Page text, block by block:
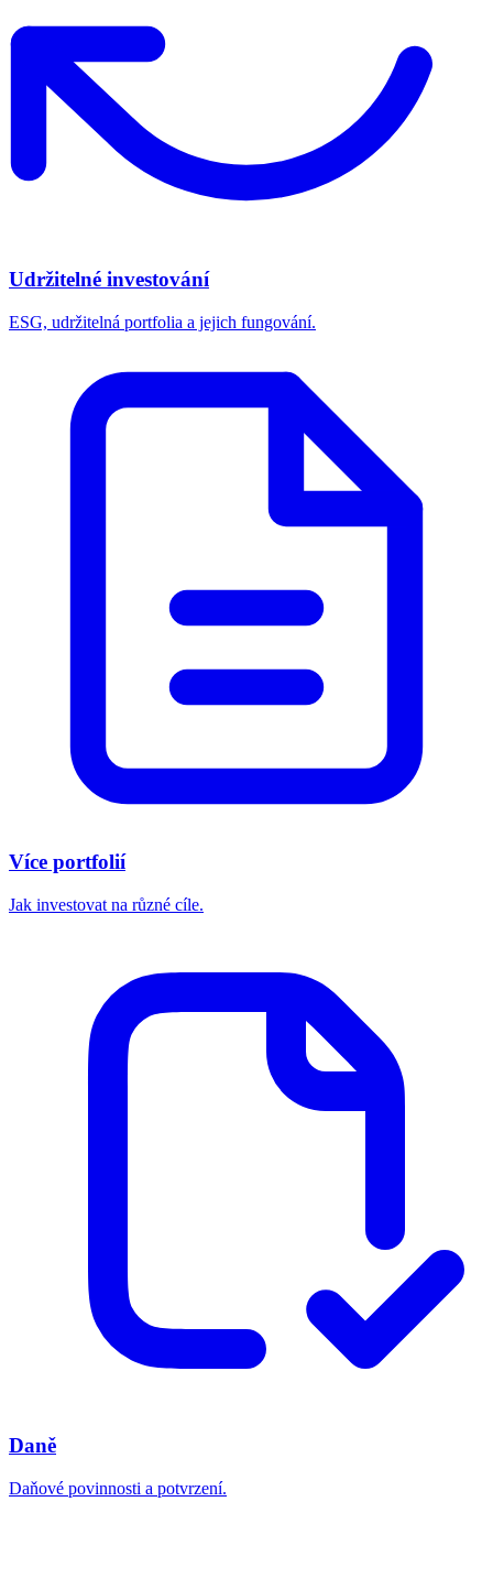
Udržitelné investování
ESG, udržitelná portfolia a jejich fungování.
Více portfolií
Jak investovat na různé cíle.
Daně
Daňové povinnosti a potvrzení.